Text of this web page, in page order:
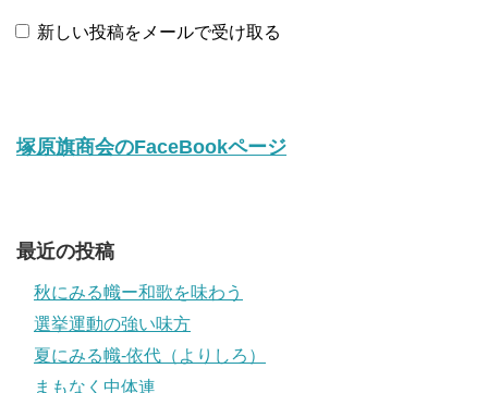
新しい投稿をメールで受け取る
塚原旗商会のFaceBookページ
最近の投稿
秋にみる幟ー和歌を味わう
選挙運動の強い味方
夏にみる幟-依代（よりしろ）
まもなく中体連